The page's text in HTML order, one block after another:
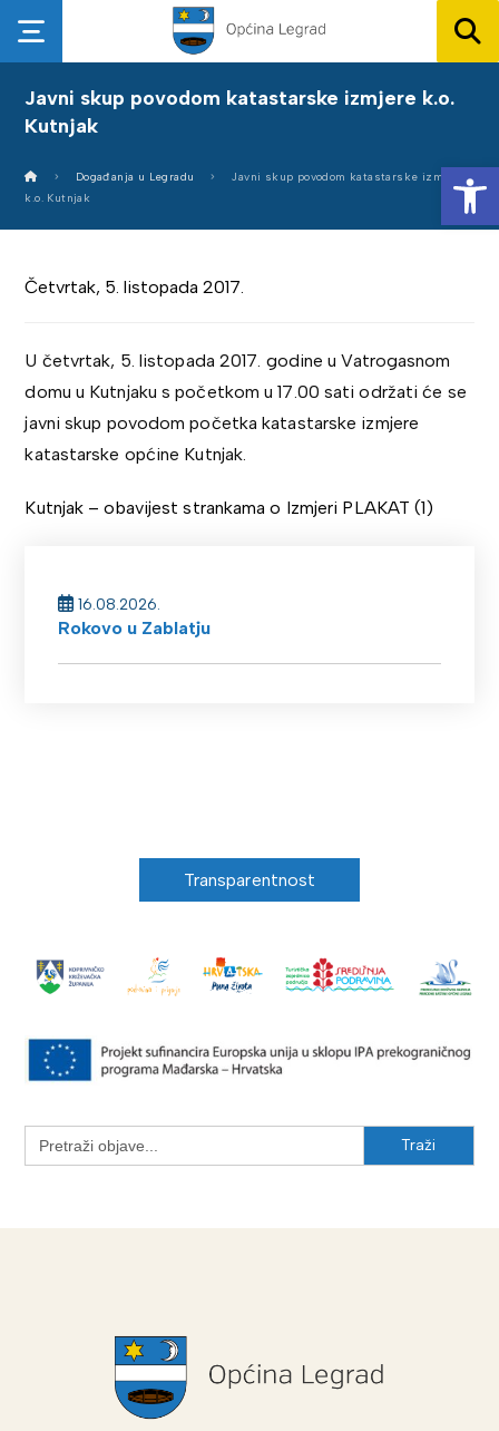
Javni skup povodom katastarske izmjere k.o.
Kutnjak
Događanja u Legradu
Javni skup povodom katastarske izmjere
k.o. Kutnjak
Četvrtak, 5. listopada 2017.
U četvrtak, 5. listopada 2017. godine u Vatrogasnom
domu u Kutnjaku s početkom u 17.00 sati održati će se
javni skup povodom početka katastarske izmjere
katastarske općine Kutnjak.
Kutnjak – obavijest strankama o Izmjeri PLAKAT (1)
16.08.2026.
Rokovo u Zablatju
Transparentnost
Search
for: